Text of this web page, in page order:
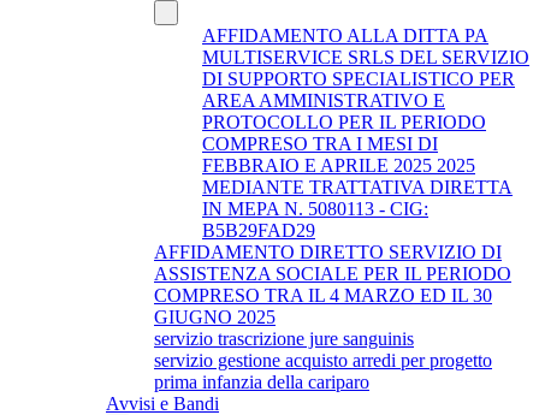
AFFIDAMENTO ALLA DITTA PA
MULTISERVICE SRLS DEL SERVIZIO
DI SUPPORTO SPECIALISTICO PER
AREA AMMINISTRATIVO E
PROTOCOLLO PER IL PERIODO
COMPRESO TRA I MESI DI
FEBBRAIO E APRILE 2025 2025
MEDIANTE TRATTATIVA DIRETTA
IN MEPA N. 5080113 - CIG:
B5B29FAD29
AFFIDAMENTO DIRETTO SERVIZIO DI
ASSISTENZA SOCIALE PER IL PERIODO
COMPRESO TRA IL 4 MARZO ED IL 30
GIUGNO 2025
servizio trascrizione jure sanguinis
servizio gestione acquisto arredi per progetto
prima infanzia della cariparo
Avvisi e Bandi